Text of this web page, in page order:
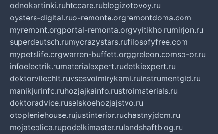
odnokartinki.ruhtccare.rublogizotovoy.ru
oysters-digital.ruo-remonte.orgremontdoma.com
myremont.orgportal-remonta.orgvyitikho.rumirjon.ru
superdeutsch.rumycrazystars.rufilosofyfree.com
mypetslife.orgwarren-buffett.orggreleon.comsp-or.ru
infoelectrik.rumaterialexpert.rudetkiexpert.ru
doktorvilechit.ruvsesvoimirykami.ruinstrumentgid.ru
manikjurinfo.ruhozjajkainfo.rustroimaterials.ru
doktoradvice.ruselskoehozjajstvo.ru
otopleniehouse.rujustinterior.ruchastnyjdom.ru
mojateplica.rupodelkimaster.rulandshaftblog.ru